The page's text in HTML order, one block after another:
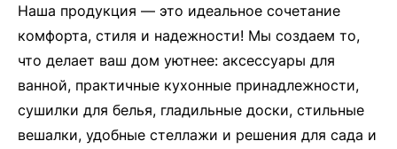
Наша продукция — это идеальное сочетание
комфорта, стиля и надежности! Мы создаем то,
что делает ваш дом уютнее: аксессуары для
ванной, практичные кухонные принадлежности,
сушилки для белья, гладильные доски, стильные
вешалки, удобные стеллажи и решения для сада и